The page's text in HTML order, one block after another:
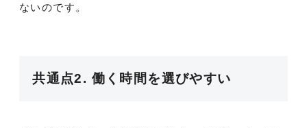
ないのです。
共通点2. 働く時間を選びやすい